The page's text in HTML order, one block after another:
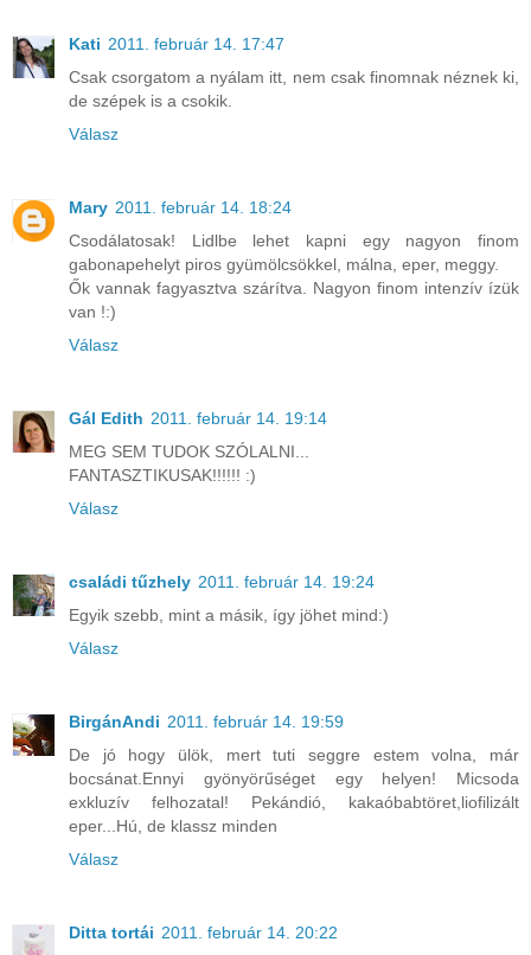
Kati 2011. február 14. 17:47
Csak csorgatom a nyálam itt, nem csak finomnak néznek ki,
de szépek is a csokik.
Válasz
Mary 2011. február 14. 18:24
Csodálatosak! Lidlbe lehet kapni egy nagyon finom
gabonapehelyt piros gyümölcsökkel, málna, eper, meggy.
Ők vannak fagyasztva szárítva. Nagyon finom intenzív ízük
van !:)
Válasz
Gál Edith 2011. február 14. 19:14
MEG SEM TUDOK SZÓLALNI...
FANTASZTIKUSAK!!!!!! :)
Válasz
családi tűzhely 2011. február 14. 19:24
Egyik szebb, mint a másik, így jöhet mind:)
Válasz
BirgánAndi 2011. február 14. 19:59
De jó hogy ülök, mert tuti seggre estem volna, már
bocsánat.Ennyi gyönyörűséget egy helyen! Micsoda
exkluzív felhozatal! Pekándió, kakaóbabtöret,liofilizált
eper...Hú, de klassz minden
Válasz
Ditta tortái 2011. február 14. 20:22